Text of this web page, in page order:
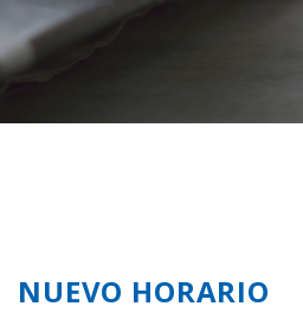
NUEVO HORARIO